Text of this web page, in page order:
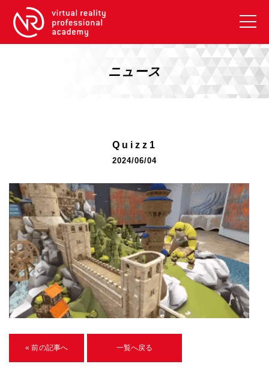
VRアカデミーとは
【2026年10月】ARエキスパートコース
【2026年10月】XRプロフェッショナル
《リスキリング補助金コース》
リスキリング補助金対象コース説明
《SDGs》
U-15メタバースプログラミング講座
入学案内
受講生紹介
イベント
ニュース
Quizz1
2024/06/04
« 前の記事へ 一覧へ戻る